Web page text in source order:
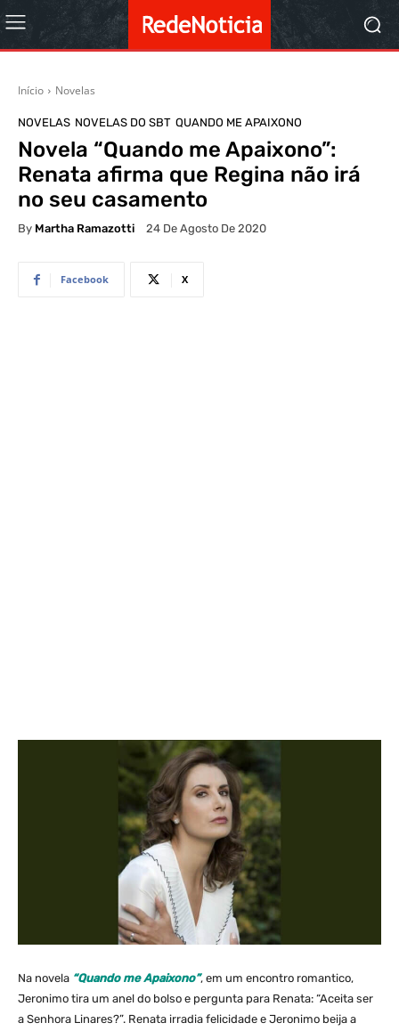
Início Novelas
NOVELAS NOVELAS DO SBT QUANDO ME APAIXONO
Novela “Quando me Apaixono”:
Renata afirma que Regina não irá
no seu casamento
By Martha Ramazotti 24 De Agosto De 2020
Facebook X
Na novela “Quando me Apaixono”, em um encontro romantico,
Jeronimo tira um anel do bolso e pergunta para Renata: “Aceita ser
a Senhora Linares?”. Renata irradia felicidade e Jeronimo beija a